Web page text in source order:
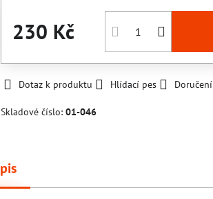
230 Kč
Dotaz k produktu Hlídací pes Doručení
Skladové číslo:01-046